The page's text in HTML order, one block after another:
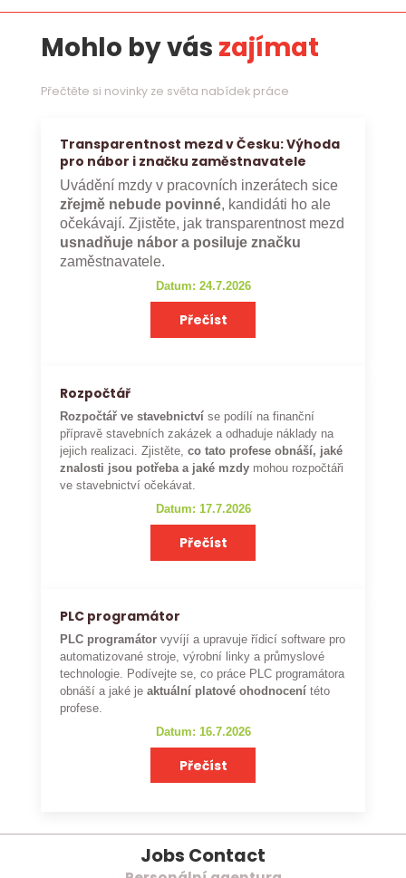
Mohlo by vás zajímat
Přečtěte si novinky ze světa nabídek práce
Transparentnost mezd v Česku: Výhoda
pro nábor i značku zaměstnavatele
Uvádění mzdy v pracovních inzerátech sice
zřejmě nebude povinné, kandidáti ho ale
očekávají. Zjistěte, jak transparentnost mezd
usnadňuje nábor a posiluje značku
zaměstnavatele.
Datum: 24.7.2026
Přečíst
Rozpočtář
Rozpočtář ve stavebnictví se podílí na finanční
přípravě stavebních zakázek a odhaduje náklady na
jejich realizaci. Zjistěte,co tato profese obnáší, jaké
znalosti jsou potřeba a jaké mzdy mohou rozpočtáři
ve stavebnictví očekávat.
Datum: 17.7.2026
Přečíst
PLC programátor
PLC programátor vyvíjí a upravuje řídicí software pro
automatizované stroje, výrobní linky a průmyslové
technologie. Podívejte se, co práce PLC programátora
obnáší a jaké je aktuální platové ohodnocení této
profese.
Datum: 16.7.2026
Přečíst
Jobs Contact